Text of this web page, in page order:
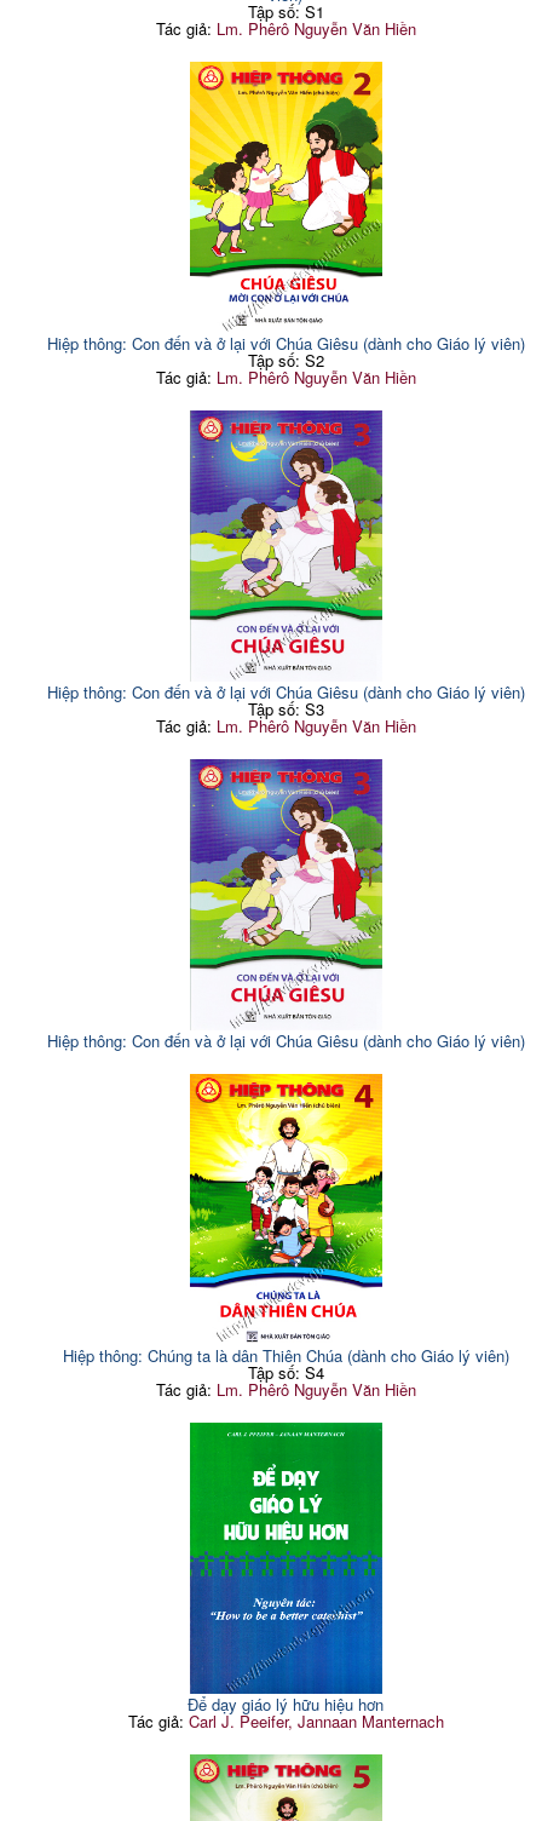
Tập số: S1
Tác giả: Lm. Phêrô Nguyễn Văn Hiền
Hiệp thông: Con đến và ở lại với Chúa Giêsu (dành cho Giáo lý viên)
Tập số: S2
Tác giả: Lm. Phêrô Nguyễn Văn Hiền
Hiệp thông: Con đến và ở lại với Chúa Giêsu (dành cho Giáo lý viên)
Tập số: S3
Tác giả: Lm. Phêrô Nguyễn Văn Hiền
Hiệp thông: Con đến và ở lại với Chúa Giêsu (dành cho Giáo lý viên)
Hiệp thông: Chúng ta là dân Thiên Chúa (dành cho Giáo lý viên)
Tập số: S4
Tác giả: Lm. Phêrô Nguyễn Văn Hiền
Để dạy giáo lý hữu hiệu hơn
Tác giả: Carl J. Peeifer, Jannaan Manternach